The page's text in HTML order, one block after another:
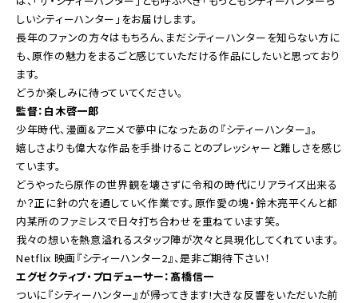
しいシティーハンター」をお届けします。
長年のファンの方々はもちろん、まだシティーハンターを知らない方に
も、原作の魅力をまるごと感じていただける作品にしたいと思っており
ます。
どうか楽しみに待っていてください。
監督：白木啓一郎
少年時代、漫画&アニメで夢中になったあの『シティーハンター』。
嬉しさよりも偉大な作品を手掛けることのプレッシャーと難しさを感じ
ています。
どうやったら原作の世界観を壊さずに令和の時代にリアライズ出来る
か？正に針の穴を通していく作業です。原作愛の塊・鈴木亮平くんと都
内某所のファミレスで日々打ち合わせを重ねています笑。
我々の想いを熱意溢れるスタッフ陣が次々と具現化してくれています。
Netflix 映画『シティーハンター2』、是非ご期待下さい！
エグゼクティブ・プロデューサー：髙橋信一
ついに『シティーハンター』が帰ってきます!大きな反響をいただいた前